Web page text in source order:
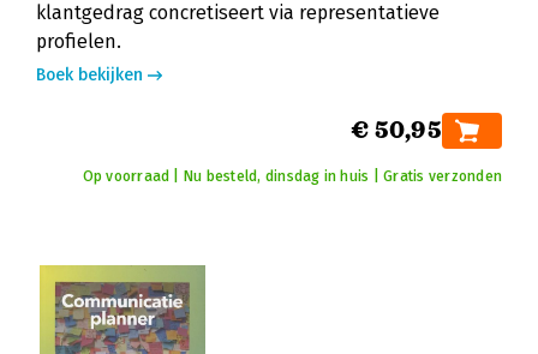
klantgedrag concretiseert via representatieve
profielen.
Boek bekijken
€ 50,95
Op voorraad | Nu besteld, dinsdag in huis | Gratis verzonden